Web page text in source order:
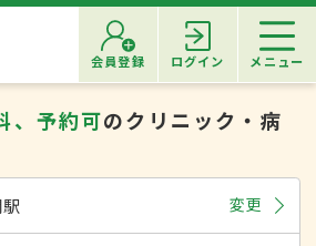
会員登録 ログイン メニュー
、予約可のクリニック・病
変更